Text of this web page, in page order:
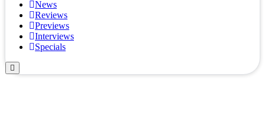
News
Reviews
Previews
Interviews
Specials